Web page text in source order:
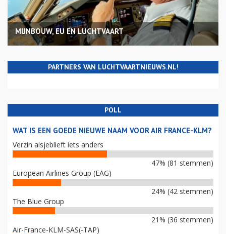
MIJNBOUW, EU EN LUCHTVAART
PARTNERS VAN LUCHTVAARTNIEUWS.NL!
POLL
WAT IS EEN GOEDE NIEUWE NAAM VOOR AIR FRANCE-KLM?
Verzin alsjeblieft iets anders
47% (81 stemmen)
European Airlines Group (EAG)
24% (42 stemmen)
The Blue Group
21% (36 stemmen)
Air-France-KLM-SAS(-TAP)